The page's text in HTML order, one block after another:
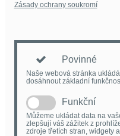
Zásady ochrany soukromí
Povinné
Naše webová stránka
dosáhnout základní
Funkční
Můžeme ukládat data na
zlepšují váš zážitek z
zdroje třetích stran, widgety